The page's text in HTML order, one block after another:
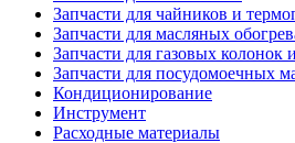
Запчасти для чайников и
Запчасти для масляных
Запчасти для газовых колонок
Запчасти для посудомоечных
Кондиционирование
Инструмент
Расходные материалы